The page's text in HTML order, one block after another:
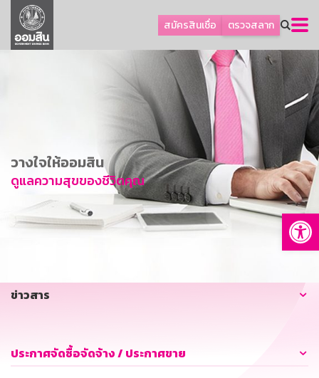
สมัครสินเชื่อ ตรวจสลาก
ลูกค้าธุรกิจ
ลูกค้าผู้ประกอบรายย่อย
การพัฒนาที่ยั่งยืน
ข่าวสาร
บริการทางการเงิน
อื่นๆ
วางใจให้ออมสิน
ดูแลความสุขของชีวิตคุณ
ข่าวสาร
ประกาศจัดซื้อจัดจ้าง / ประกาศขาย